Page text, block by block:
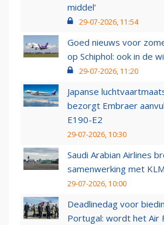
middel’
29-07-2026, 11:54
Goed nieuws voor
op Schiphol: ook in de
29-07-2026, 11:20
Japanse
bezorgt Embraer
E190-E2
29-07-2026, 10:30
Saudi Arabian Airlines
samenwerking met
29-07-2026, 10:00
Deadlinedag voor
Portugal: wordt het Air